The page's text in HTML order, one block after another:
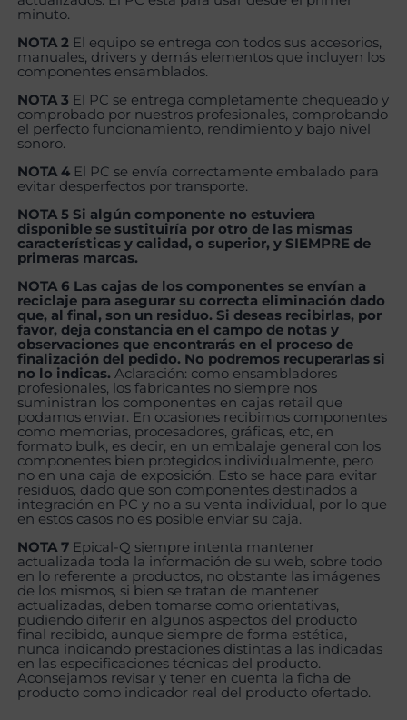
minuto.
NOTA 2 El equipo se entrega con todos sus accesorios,
manuales, drivers y demás elementos que incluyen los
componentes ensamblados.
NOTA 3 El PC se entrega completamente chequeado y
comprobado por nuestros profesionales, comprobando
el perfecto funcionamiento, rendimiento y bajo nivel
sonoro.
NOTA 4 El PC se envía correctamente embalado para
evitar desperfectos por transporte.
NOTA 5 Si algún componente no estuviera
disponible se sustituiría por otro de las mismas
características y calidad, o superior, y SIEMPRE de
primeras marcas.
NOTA 6 Las cajas de los componentes se envían a
reciclaje para asegurar su correcta eliminación dado
que, al final, son un residuo. Si deseas recibirlas, por
favor, deja constancia en el campo de notas y
observaciones que encontrarás en el proceso de
finalización del pedido. No podremos recuperarlas si
no lo indicas. Aclaración: como ensambladores
profesionales, los fabricantes no siempre nos
suministran los componentes en cajas retail que
podamos enviar. En ocasiones recibimos componentes
como memorias, procesadores, gráficas, etc, en
formato bulk, es decir, en un embalaje general con los
componentes bien protegidos individualmente, pero
no en una caja de exposición. Esto se hace para evitar
residuos, dado que son componentes destinados a
integración en PC y no a su venta individual, por lo que
en estos casos no es posible enviar su caja.
NOTA 7 Epical-Q siempre intenta mantener
actualizada toda la información de su web, sobre todo
en lo referente a productos, no obstante las imágenes
de los mismos, si bien se tratan de mantener
actualizadas, deben tomarse como orientativas,
pudiendo diferir en algunos aspectos del producto
final recibido, aunque siempre de forma estética,
nunca indicando prestaciones distintas a las indicadas
en las especificaciones técnicas del producto.
Aconsejamos revisar y tener en cuenta la ficha de
producto como indicador real del producto ofertado.